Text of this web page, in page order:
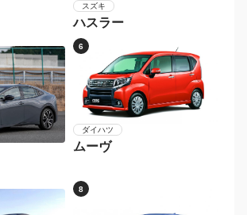
スズキ
ハスラー
6
ダイハツ
ムーヴ
8